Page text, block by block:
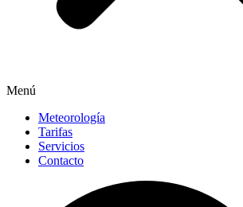
Menú
Meteorología
Tarifas
Servicios
Contacto